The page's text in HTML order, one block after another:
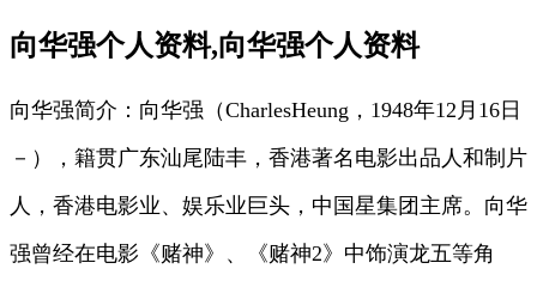
向华强个人资料,向华强个人资料
向华强简介：向华强（CharlesHeung，1948年12月16日
－），籍贯广东汕尾陆丰，香港著名电影出品人和制片
人，香港电影业、娱乐业巨头，中国星集团主席。向华
强曾经在电影《赌神》、《赌神2》中饰演龙五等角